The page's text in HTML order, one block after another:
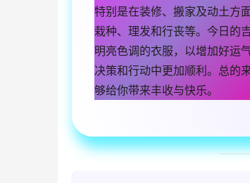
特别是在装修、搬家及动土方
栽种、理发和行丧等。今日的
明亮色调的衣服，以增加好运
决策和行动中更加顺利。总的
够给你带来丰收与快乐。